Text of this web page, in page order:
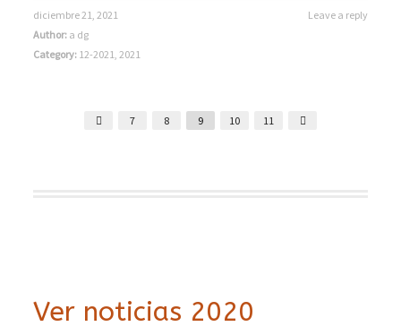
Leave a reply
diciembre 21, 2021
Author: a dg
Category: 12-2021,2021
7 8 9 10 11
Ver noticias 2020